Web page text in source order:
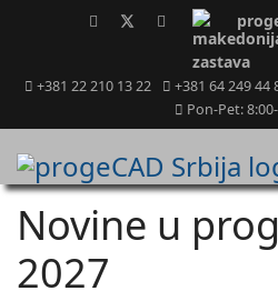
+381 22 210 13 22 +381 64 249 44
Pon-Pet:
Novine u
2027